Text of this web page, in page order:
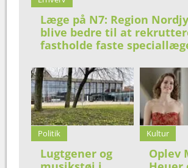
Læge på N7: Region
blive bedre til at
fastholde faste
Politik
Lugtgener og
Kultur
Oplev